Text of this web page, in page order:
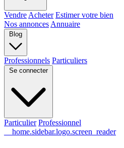
Vendre Acheter Estimer votre bien
Nos annonces Annuaire
Blog
Professionnels Particuliers
Se connecter
Particulier Professionnel
__home.sidebar.logo.screen_reader